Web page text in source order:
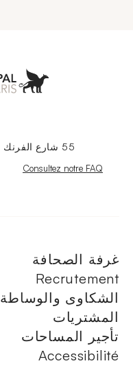
55 شارع الفرنك البرجوازي ، 75004 باريس
Nouvelle fenêtre
Consultez notre FAQ
غرفة الصحافة
Recrutement
الشكاوى والوساطة
المشتريات
تأجير المساحات
Accessibilité